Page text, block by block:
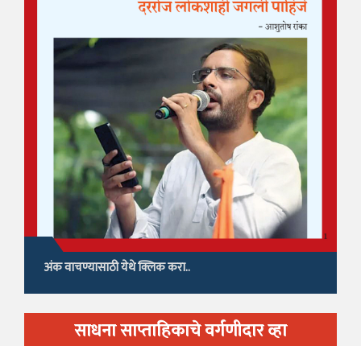
अंक वाचण्यासाठी येथे क्लिक करा..
साधना साप्ताहिकाचे वर्गणीदार व्हा